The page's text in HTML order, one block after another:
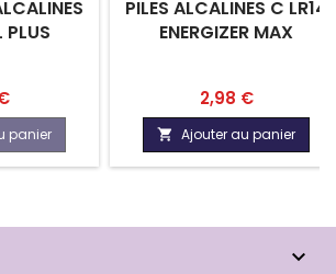
PLUS
panier
PILES ALCALINES C LR14
ENERGIZER MAX
Prix
2,98 €
 Ajouter au panier
